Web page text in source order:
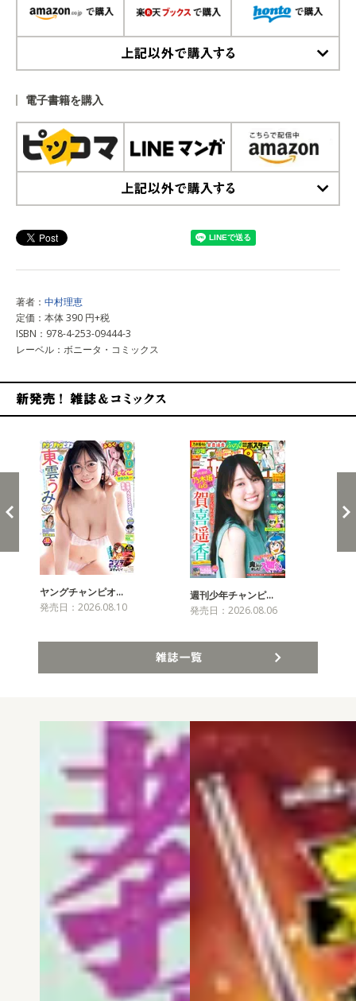
電子書籍を購入
著者： 中村理恵
定価：本体 390 円+税
ISBN：978-4-253-09444-3
レーベル：ボニータ・コミックス
ヤングチャンピオ…
発売日：2026.08.10
週刊少年チャンピ…
発売日：2026.08.06